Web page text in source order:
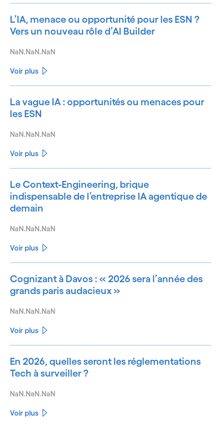
L’IA, menace ou opportunité pour les ESN ?
Vers un nouveau rôle d’AI Builder
NaN.NaN.NaN
Voir plus
La vague IA : opportunités ou menaces pour
les ESN
NaN.NaN.NaN
Voir plus
Le Context-Engineering, brique
indispensable de l’entreprise IA agentique de
demain
NaN.NaN.NaN
Voir plus
Cognizant à Davos : « 2026 sera l’année des
grands paris audacieux »
NaN.NaN.NaN
Voir plus
En 2026, quelles seront les réglementations
Tech à surveiller ?
NaN.NaN.NaN
Voir plus